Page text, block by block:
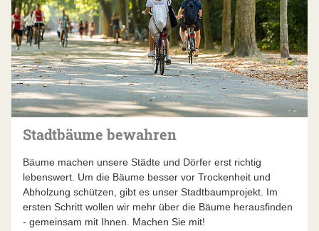
Stadtbäume bewahren
Bäume machen unsere Städte und Dörfer erst richtig
lebenswert. Um die Bäume besser vor Trockenheit und
Abholzung schützen, gibt es unser Stadtbaumprojekt. Im
ersten Schritt wollen wir mehr über die Bäume herausfinden
- gemeinsam mit Ihnen. Machen Sie mit!